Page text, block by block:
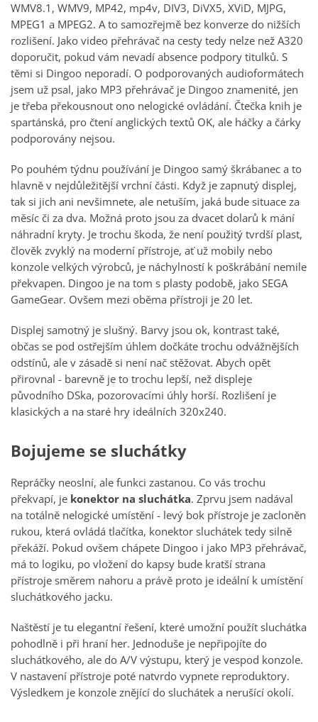
WMV8.1, WMV9, MP42, mp4v, DIV3, DiVX5, XViD, MJPG,
MPEG1 a MPEG2. A to samozřejmě bez konverze do nižších
rozlišení. Jako video přehrávač na cesty tedy nelze než A320
doporučit, pokud vám nevadí absence podpory titulků. S
těmi si Dingoo neporadí. O podporovaných audioformátech
jsem už psal, jako MP3 přehrávač je Dingoo znamenité, jen
je třeba překousnout ono nelogické ovládání. Čtečka knih je
spartánská, pro čtení anglických textů OK, ale háčky a čárky
podporovány nejsou.
Po pouhém týdnu používání je Dingoo samý škrábanec a to
hlavně v nejdůležitější vrchní části. Když je zapnutý displej,
tak si jich ani nevšimnete, ale netuším, jaká bude situace za
měsíc či za dva. Možná proto jsou za dvacet dolarů k mání
náhradní kryty. Je trochu škoda, že není použitý tvrdší plast,
člověk zvyklý na moderní přístroje, ať už mobily nebo
konzole velkých výrobců, je náchylností k poškrábání nemile
překvapen. Dingoo je na tom s plasty podobě, jako SEGA
GameGear. Ovšem mezi oběma přístroji je 20 let.
Displej samotný je slušný. Barvy jsou ok, kontrast také,
občas se pod ostřejším úhlem dočkáte trochu odvážnějších
odstínů, ale v zásadě si není nač stěžovat. Abych opět
přirovnal - barevně je to trochu lepší, než displeje
původního DSka, pozorovacími úhly horší. Rozlišení je
klasických a na staré hry ideálních 320x240.
Bojujeme se sluchátky
Repráčky neoslní, ale funkci zastanou. Co vás trochu
překvapí, je konektor na sluchátka. Zprvu jsem nadával
na totálně nelogické umístění - levý bok přístroje je zacloněn
rukou, která ovládá tlačítka, konektor sluchátek tedy silně
překáží. Pokud ovšem chápete Dingoo i jako MP3 přehrávač,
má to logiku, po vložení do kapsy bude kratší strana
přístroje směrem nahoru a právě proto je ideální k umístění
sluchátkového jacku.
Naštěstí je tu elegantní řešení, které umožní použít sluchátka
pohodlně i při hraní her. Jednoduše je nepřipojíte do
sluchátkového, ale do A/V výstupu, který je vespod konzole.
V nastavení přístroje poté natvrdo vypnete reproduktory.
Výsledkem je konzole znějící do sluchátek a nerušící okolí.